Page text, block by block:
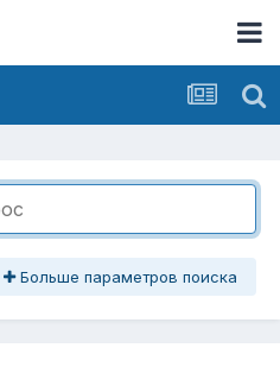
Больше параметров поиска